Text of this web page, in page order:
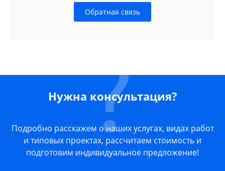
Обратная связь
Нужна консультация?
Подробно расскажем о наших услугах, видах работ
и типовых проектах, рассчитаем стоимость и
подготовим индивидуальное предложение!